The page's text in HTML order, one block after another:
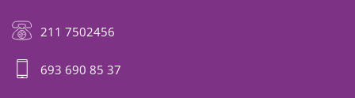
211 7502456
693 690 85 37